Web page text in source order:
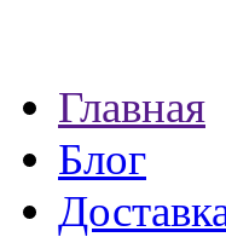
Главная
Блог